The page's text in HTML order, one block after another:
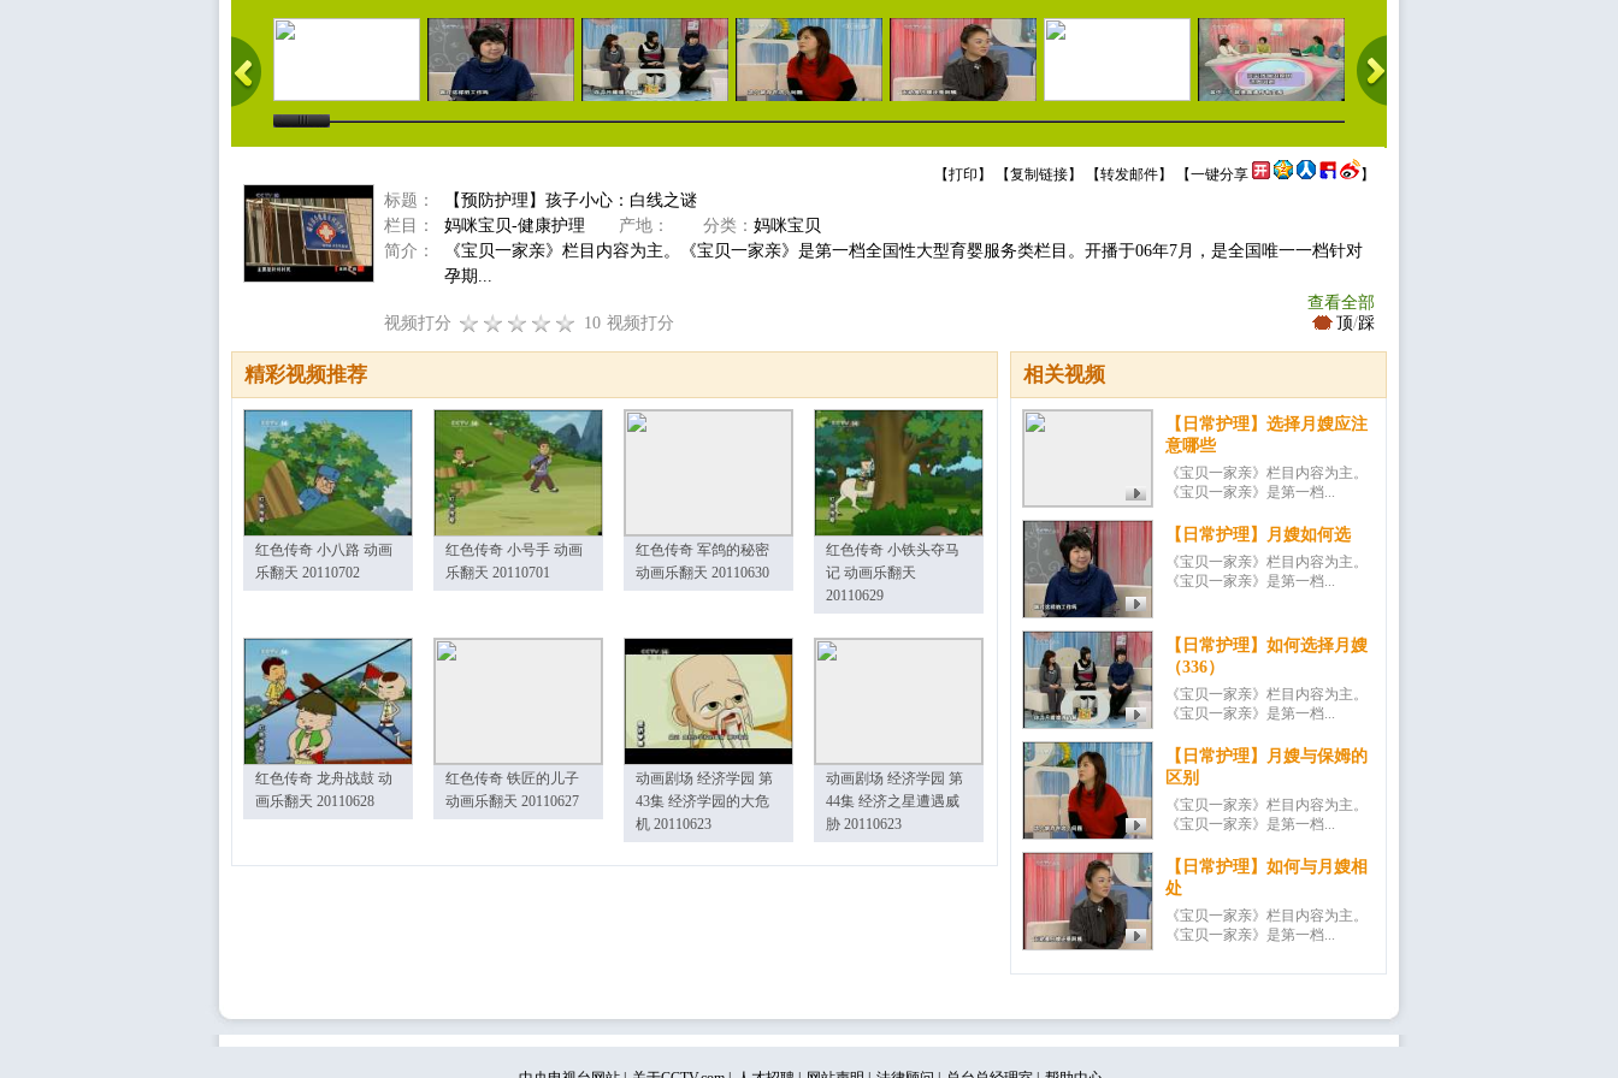
【打印 】 【复制链接】 【转发邮件】 【一键分享 】
标题：
【预防护理】孩子小心：白线之谜
栏目：
妈咪宝贝-健康护理 产地： 分类： 妈咪宝贝
简介：
《宝贝一家亲》栏目内容为主。《宝贝一家亲》是第一档全国性大型育婴服务类栏目。开播于06年7月，是全国唯一一档针对
孕期...
查看全部
视频打分
10 视频打分 顶/踩
相关视频
【日常护理】选择月嫂应注
意哪些
《宝贝一家亲》栏目内容为主。
《宝贝一家亲》是第一档...
【日常护理】月嫂如何选
《宝贝一家亲》栏目内容为主。
《宝贝一家亲》是第一档...
【日常护理】如何选择月嫂
（336）
《宝贝一家亲》栏目内容为主。
《宝贝一家亲》是第一档...
【日常护理】月嫂与保姆的
区别
《宝贝一家亲》栏目内容为主。
《宝贝一家亲》是第一档...
【日常护理】如何与月嫂相
处
《宝贝一家亲》栏目内容为主。
《宝贝一家亲》是第一档...
精彩视频推荐
红色传奇 小八路 动画
乐翻天 20110702
红色传奇 小号手 动画
乐翻天 20110701
红色传奇 军鸽的秘密
动画乐翻天 20110630
红色传奇 小铁头夺马
记 动画乐翻天
20110629
红色传奇 龙舟战鼓 动
画乐翻天 20110628
红色传奇 铁匠的儿子
动画乐翻天 20110627
动画剧场 经济学园 第
43集 经济学园的大危
机 20110623
动画剧场 经济学园 第
44集 经济之星遭遇威
胁 20110623